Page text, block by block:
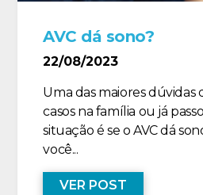
AVC dá sono?
22/08/2023
Uma das maiores
casos na família ou já
situação é se o AVC dá
você...
VER POST